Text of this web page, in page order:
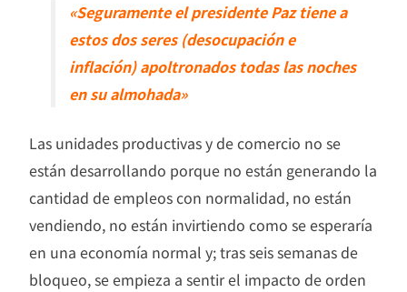
«Seguramente el presidente Paz tiene a
estos dos seres (desocupación e
inflación) apoltronados todas las noches
en su almohada»
Las unidades productivas y de comercio no se
están desarrollando porque no están generando la
cantidad de empleos con normalidad, no están
vendiendo, no están invirtiendo como se esperaría
en una economía normal y; tras seis semanas de
bloqueo, se empieza a sentir el impacto de orden